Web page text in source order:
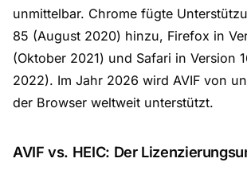
unmittelbar. Chrome fügte
85 (August 2020) hinzu, Firefox in
(Oktober 2021) und Safari in Version
2022). Im Jahr 2026 wird AVIF von
der Browser weltweit unterstützt.
AVIF vs. HEIC: Der